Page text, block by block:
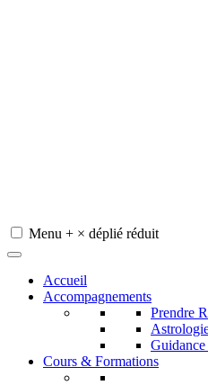
Menu + × déplié réduit
Accueil
Accompagnements
Prendre
Cours & Formations